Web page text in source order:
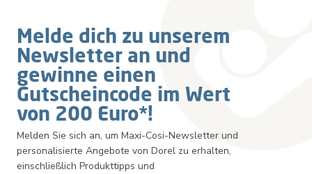
Melde dich zu unserem
Newsletter an und
gewinne einen
Gutscheincode im Wert
von 200 Euro*!
Melden Sie sich an, um Maxi-Cosi-Newsletter und
personalisierte Angebote von Dorel zu erhalten,
einschließlich Produkttipps und